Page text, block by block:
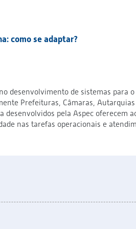
como se adaptar?
desenvolvimento de sistemas para
Prefeituras, Câmaras, Autarquias
desenvolvidos pela Aspec oferecem
nas tarefas operacionais e